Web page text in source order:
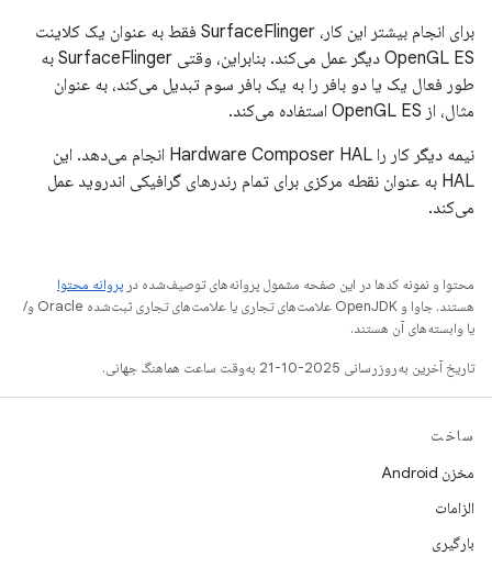
برای انجام بیشتر این کار، SurfaceFlinger فقط به عنوان یک کلاینت
OpenGL ES دیگر عمل می‌کند. بنابراین، وقتی SurfaceFlinger به
طور فعال یک یا دو بافر را به یک بافر سوم تبدیل می‌کند، به عنوان
مثال، از OpenGL ES استفاده می‌کند.
نیمه دیگر کار را Hardware Composer HAL انجام می‌دهد. این
HAL به عنوان نقطه مرکزی برای تمام رندرهای گرافیکی اندروید عمل
می‌کند.
محتوا و نمونه کدها در این صفحه مشمول پروانه‌های توصیف‌شده در پروانه محتوا
هستند. جاوا و OpenJDK علامت‌های تجاری یا علامت‌های تجاری ثبت‌شده Oracle و/
یا وابسته‌های آن هستند.
تاریخ آخرین به‌روزرسانی 2025-10-21 به‌وقت ساعت هماهنگ جهانی.
ساخت
مخزن Android
الزامات
بارگیری